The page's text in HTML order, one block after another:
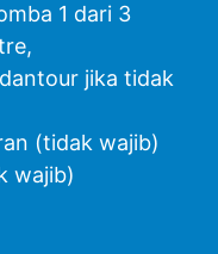
1 dari 3
jika tidak
(tidak wajib)
wajib)